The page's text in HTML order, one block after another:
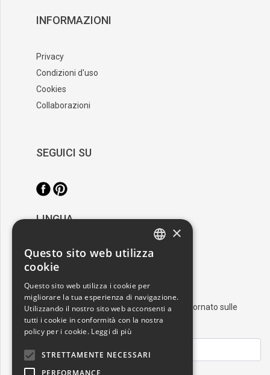
INFORMAZIONI
Privacy
Condizioni d'uso
Cookies
Collaborazioni
SEGUICI SU
LINGUA
Iscriviti alla nostra newsletter e resta aggiornato sulle
ultime novità nel mondo dell'arte
×
Questo sito web utilizza
cookie
Questo sito web utilizza i cookie per
migliorare la tua esperienza di navigazione.
Utilizzando il nostro sito web acconsenti a
tutti i cookie in conformità con la nostra
policy per i cookie. Leggi di più
STRETTAMENTE NECESSARI
PERFORMANCE